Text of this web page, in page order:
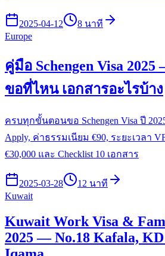
2025-04-12
8 นาที
Europe
คู่มือ Schengen Visa
ขอที่ไหน เอกสารอะไรบ้าง
ครบทุกขั้นตอนขอ Schengen Visa ปี
Apply, ค่าธรรมเนียม €90, ระยะเวลา
€30,000 และ Checklist 10 เอกสาร
2025-03-28
12 นาที
Kuwait
Kuwait Work Visa &
2025 — No.18 Kafala, KD